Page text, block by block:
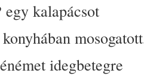
kalapácsot
idegbetegre